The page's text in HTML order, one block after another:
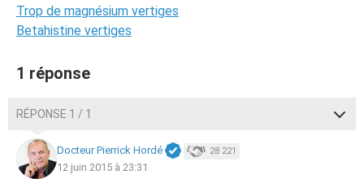
Trop de magnésium vertiges
Betahistine vertiges
1 réponse
RÉPONSE 1 / 1
Docteur Pierrick Hordé 28 221
12 juin 2015 à 23:31